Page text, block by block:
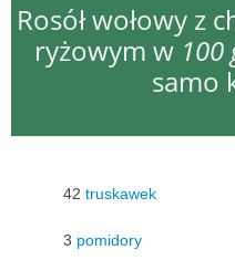
Rosół wołowy z
ryżowym w 100
samo
42 truskawek
3 pomidory